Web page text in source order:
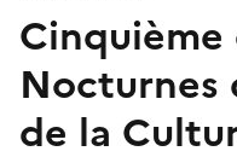
Nocturnes
de la